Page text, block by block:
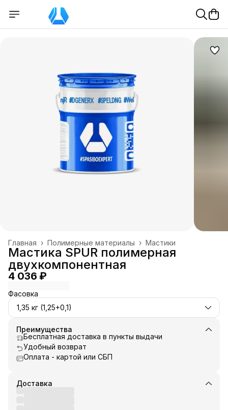
Мастики
Полимерные материалы ›
Главная ›
Мастика SPUR полимерная
двухкомпонентная
4 036 ₽
Фасовка
1,35 кг (1,25+0,1)
Преимущества
Бесплатная доставка в пункты выдачи
Удобный возврат
Оплата - картой или СБП
Доставка